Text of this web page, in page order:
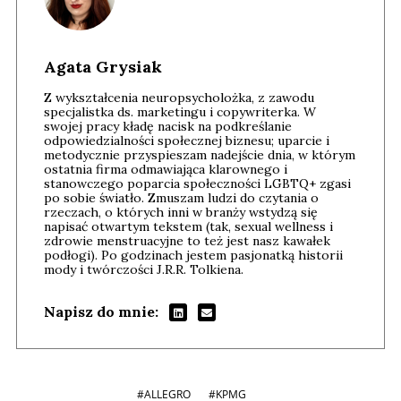
Agata Grysiak
Z wykształcenia neuropsycholożka, z zawodu
specjalistka ds. marketingu i copywriterka. W
swojej pracy kładę nacisk na podkreślanie
odpowiedzialności społecznej biznesu; uparcie i
metodycznie przyspieszam nadejście dnia, w którym
ostatnia firma odmawiająca klarownego i
stanowczego poparcia społeczności LGBTQ+ zgasi
po sobie światło. Zmuszam ludzi do czytania o
rzeczach, o których inni w branży wstydzą się
napisać otwartym tekstem (tak, sexual wellness i
zdrowie menstruacyjne to też jest nasz kawałek
podłogi). Po godzinach jestem pasjonatką historii
mody i twórczości J.R.R. Tolkiena.
Napisz do mnie:
#ALLEGRO #KPMG